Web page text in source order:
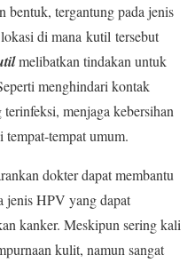
bentuk, tergantung pada jenis
di mana kutil tersebut
melibatkan tindakan untuk
menghindari kontak
menjaga kebersihan
tempat umum.
dokter dapat membantu
jenis HPV yang dapat
kanker. Meskipun sering kali
kulit, namun sangat